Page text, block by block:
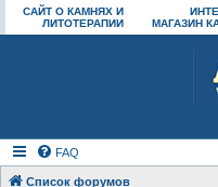
САЙТ О КАМНЯХ И
ЛИТОТЕРАПИИ
МАГАЗИН
FAQ
Список форумов